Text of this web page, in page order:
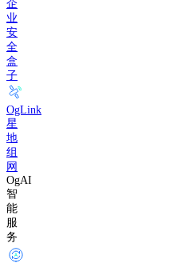
企
业
安
全
盒
子
OgLink
星
地
组
网
OgAI
智
能
服
务